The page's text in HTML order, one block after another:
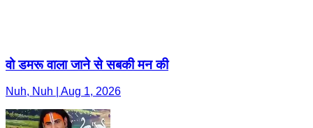
वो डमरू वाला जाने से सबकी मन की
Nuh, Nuh | Aug 1, 2026